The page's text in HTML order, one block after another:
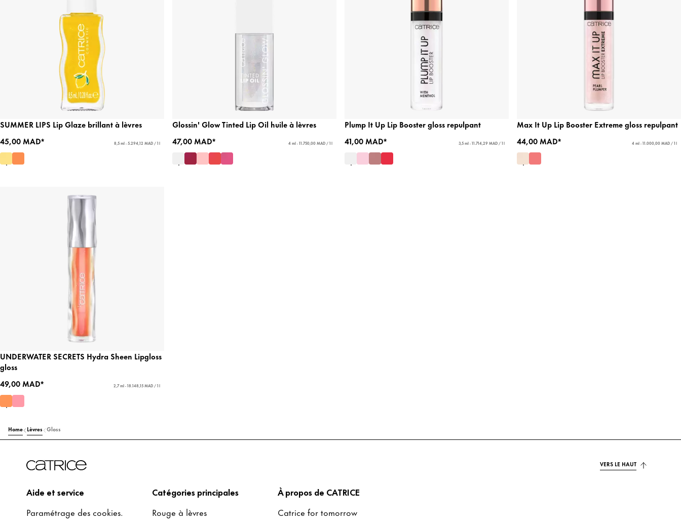
SUMMER LIPS Lip Glaze brillant à lèvres
45,00 MAD*
8,5 ml - 5.294,12 MAD / 1 l
Glossin' Glow Tinted Lip Oil huile à lèvres
47,00 MAD*
4 ml - 11.750,00 MAD / 1 l
Plump It Up Lip Booster gloss repulpant
41,00 MAD*
3,5 ml - 11.714,29 MAD / 1 l
Max It Up Lip Booster Extreme gloss repulpant
44,00 MAD*
4 ml - 11.000,00 MAD / 1 l
UNDERWATER SECRETS Hydra Sheen Lipgloss
gloss
49,00 MAD*
2,7 ml - 18.148,15 MAD / 1 l
Home Lèvres Gloss
VERS LE HAUT
Aide et service
Paramétrage des cookies.
Catégories principales
Rouge à lèvres
À propos de CATRICE
Catrice for tomorrow